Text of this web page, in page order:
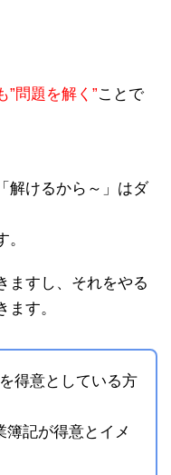
”問題を解く”ことで
解けるから～」はダ
ますし、それをやる
す。
得意としている方
記が得意とイメ